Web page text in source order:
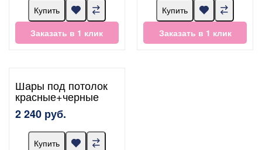
Купить
Заказать в 1 клик
Купить
Заказать в 1 клик
Шары под потолок
красные+черные
2 240 руб.
Купить